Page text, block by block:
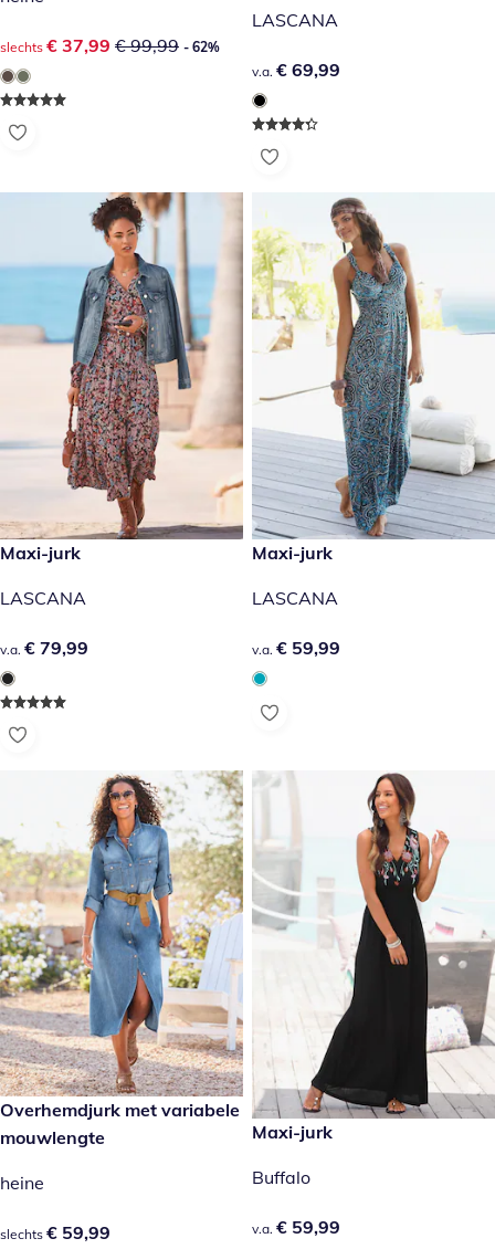
kortingsprijs: € 37,99, vorige prijs: € 99,99
slechts € 37,99 € 99,99 - 62%
LASCANA
€ 69,99
v.a. € 69,99
€ 79,99
Maxi-jurk
LASCANA
€ 79,99
v.a. € 79,99
€ 59,99
Maxi-jurk
LASCANA
€ 59,99
v.a. € 59,99
€ 59,99
Overhemdjurk met variabele
mouwlengte
heine
€ 59,99
slechts € 59,99
€ 59,99
Maxi-jurk
Buffalo
€ 59,99
v.a. € 59,99